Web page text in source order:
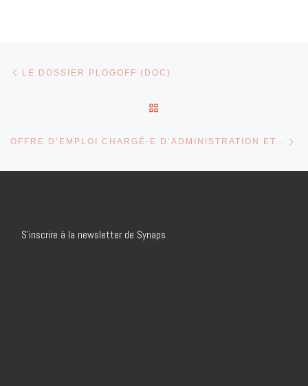
Parcourir les articles
LE DOSSIER PLOGOFF (DOC)
OFFRE D’EMPLOI CHARGÉ-E D’ADMINISTRATION ET COMPTABLE
S’inscrire à la newsletter de Synaps